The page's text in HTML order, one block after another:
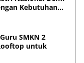
Kebutuhan
SMKN 2
untuk